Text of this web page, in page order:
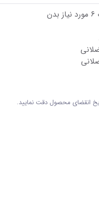
انقضای محصول دقت نمایید.